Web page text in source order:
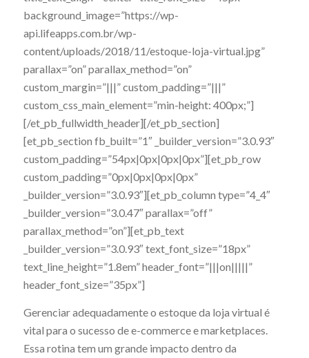
background_image=”https://wp-
api.lifeapps.com.br/wp-
content/uploads/2018/11/estoque-loja-virtual.jpg”
parallax=”on” parallax_method=”on”
custom_margin=”|||” custom_padding=”|||”
custom_css_main_element=”min-height: 400px;”]
[/et_pb_fullwidth_header][/et_pb_section]
[et_pb_section fb_built=”1″ _builder_version=”3.0.93″
custom_padding=”54px|0px|0px|0px”][et_pb_row
custom_padding=”0px|0px|0px|0px”
_builder_version=”3.0.93″][et_pb_column type=”4_4″
_builder_version=”3.0.47″ parallax=”off”
parallax_method=”on”][et_pb_text
_builder_version=”3.0.93″ text_font_size=”18px”
text_line_height=”1.8em” header_font=”|||on|||||”
header_font_size=”35px”]
Gerenciar adequadamente o estoque da loja virtual é
vital para o sucesso de e-commerce e marketplaces.
Essa rotina tem um grande impacto dentro da